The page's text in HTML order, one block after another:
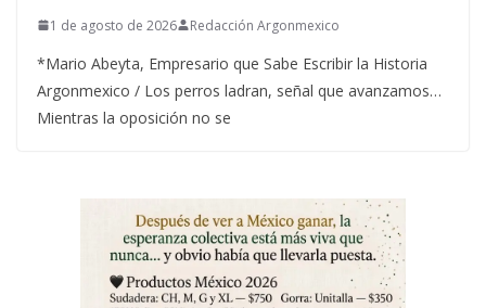
1 de agosto de 2026 Redacción Argonmexico
*Mario Abeyta, Empresario que Sabe Escribir la Historia
Argonmexico / Los perros ladran, señal que avanzamos…
Mientras la oposición no se